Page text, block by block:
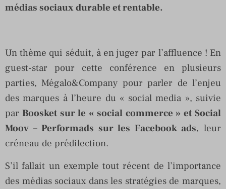
médias sociaux durable et rentable.
Un thème qui séduit, à en juger par l’affluence ! En
guest-star pour cette conférence en plusieurs
parties, Mégalo&Company pour parler de l’enjeu
des marques à l’heure du « social media », suivie
par Boosket sur le « social commerce » et Social
Moov – Performads sur les Facebook ads, leur
créneau de prédilection.
S’il fallait un exemple tout récent de l’importance
des médias sociaux dans les stratégies de marques,